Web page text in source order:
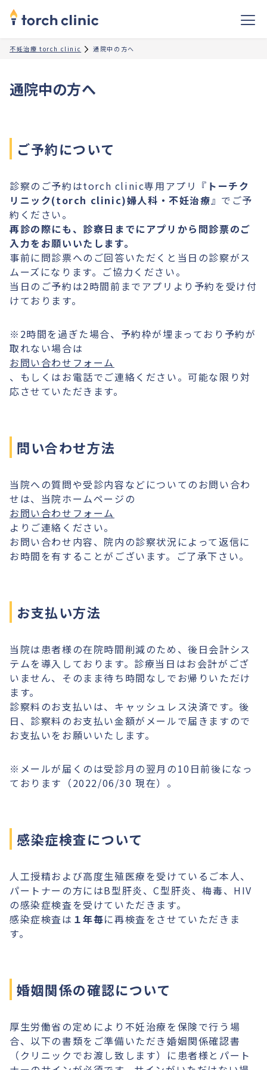
不妊治療 torch clinic 通院中の方へ
通院中の方へ
ご予約について
診察のご予約はtorch clinic専用アプリ『 トーチク
リニック(torch clinic)婦人科・不妊治療』でご予
約ください。
再診の際にも、診察日までにアプリから問診票のご
入力をお願いいたします。
事前に問診票へのご回答いただくと当日の診察がス
ムーズになります。ご協力ください。
当日のご予約は2時間前までアプリより予約を受け付
けております。
※2時間を過ぎた場合、予約枠が埋まっており予約が
取れない場合は
お問い合わせフォーム
、もしくはお電話でご連絡ください。可能な限り対
応させていただきます。
問い合わせ方法
当院への質問や受診内容などについてのお問い合わ
せは、当院ホームページの
お問い合わせフォーム
よりご連絡ください。
お問い合わせ内容、院内の診察状況によって返信に
お時間を有することがございます。ご了承下さい。
お支払い方法
当院は患者様の在院時間削減のため、後日会計シス
テムを導入しております。診療当日はお会計がござ
いません、そのまま待ち時間なしでお帰りいただけ
ます。
診察料のお支払いは、キャッシュレス決済です。後
日、診察料のお支払い金額がメールで届きますので
お支払いをお願いいたします。
※メールが届くのは受診月の翌月の10日前後になっ
ております（2022/06/30 現在）。
感染症検査について
人工授精および高度生殖医療を受けているご本人、
パートナーの方にはB型肝炎、C型肝炎、梅毒、HIV
の感染症検査を受けていただきます。
感染症検査は １年毎に再検査をさせていただきま
す。
婚姻関係の確認について
厚生労働省の定めにより不妊治療を保険で行う場
合、以下の書類をご準備いただき婚姻関係確認書
（クリニックでお渡し致します）に患者様とパート